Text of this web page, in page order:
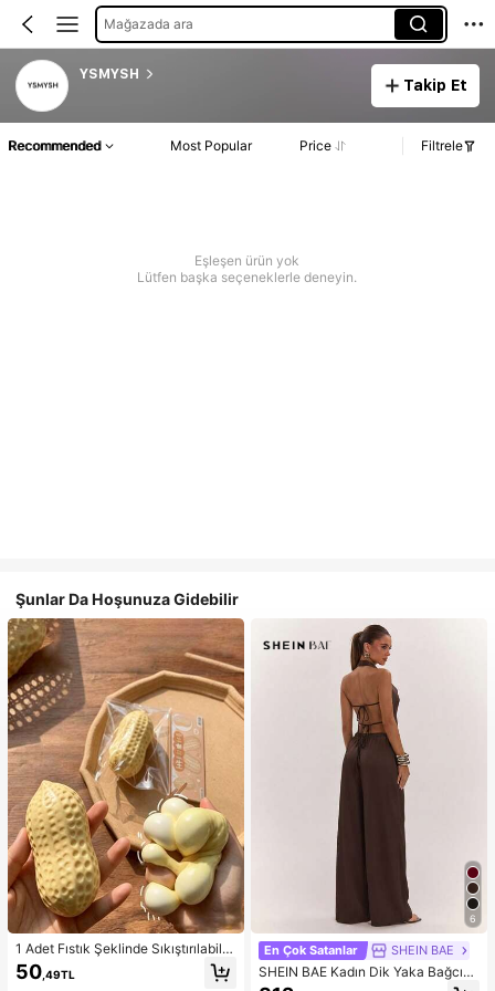
Mağazada ara
YSMYSH
Takip Et
Recommended Most Popular Price Filtrele
Eşleşen ürün yok
Lütfen başka seçeneklerle deneyin.
Şunlar Da Hoşunuza Gidebilir
1 Adet Fıstık Şeklinde Sıkıştırılabilir
Stres Oyuncağı, Ofis Rahatlaması v
e Parti Etkileşimi İçin Uygun, Doğu
50 ,49TL
6
En Çok Satanlar SHEIN BAE
SHEIN BAE Kadın Dik Yaka Bağcıklı
Günlük Düz Renk Moda Takımı, Ra